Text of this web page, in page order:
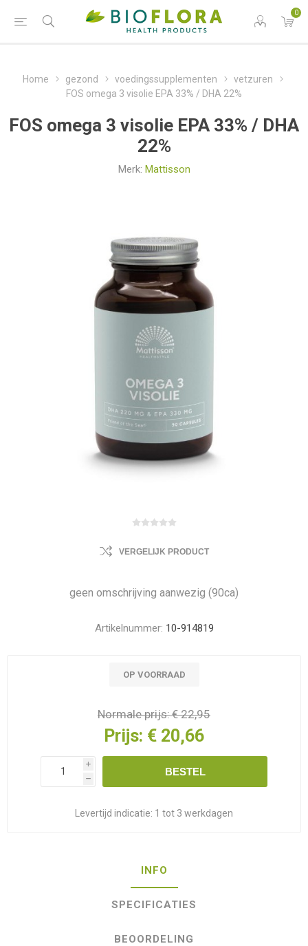
0
Home gezond voedingssupplementen
vetzuren
FOS omega 3 visolie EPA 33% / DHA 22%
FOS omega 3 visolie EPA 33% / DHA
22%
Merk: Mattisson
VERGELIJK PRODUCT
geen omschrijving aanwezig (90ca)
Artikelnummer: 10-914819
OP VOORRAAD
Normale prijs:€ 22,95
Prijs: € 20,66
i
h
BESTEL
Levertijd indicatie: 1 tot 3 werkdagen
INFO
SPECIFICATIES
BEOORDELING